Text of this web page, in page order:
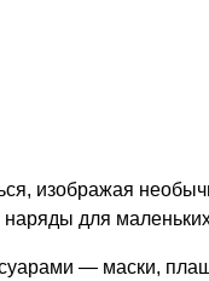
изображая
для
— маски,